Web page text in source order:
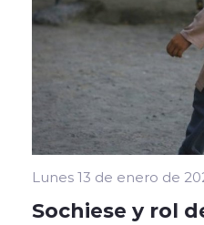
Lunes 13 de enero de
Sochiese y rol